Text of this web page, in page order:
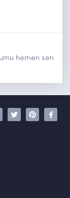
hemen sen